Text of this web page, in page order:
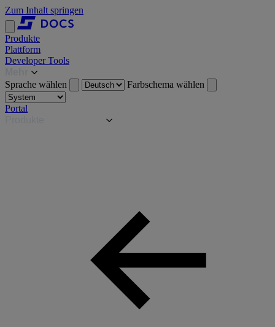
Zum Inhalt springen
Produkte
Plattform
Developer Tools
Sprache wählen
Farbschema wählen
Portal